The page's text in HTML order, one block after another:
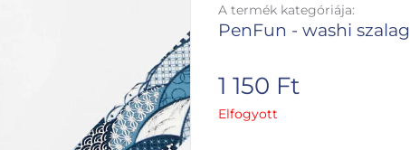
A termék kategóriája:
PenFun - washi szalag
1 150 Ft
Elfogyott